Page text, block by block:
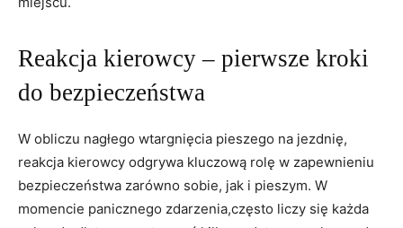
Reakcja kierowcy – pierwsze kroki
do bezpieczeństwa
W obliczu nagłego wtargnięcia pieszego na jezdnię,
reakcja kierowcy odgrywa kluczową rolę w zapewnieniu
bezpieczeństwa zarówno sobie, jak i pieszym. W
momencie panicznego zdarzenia,często liczy się każda